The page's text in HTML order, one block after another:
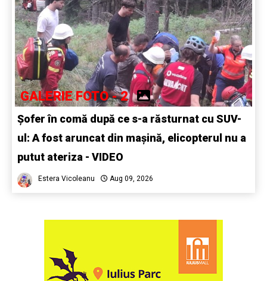
GALERIE FOTO - 2
Șofer în comă după ce s-a răsturnat cu SUV-
ul: A fost aruncat din mașină, elicopterul nu a
putut ateriza - VIDEO
Estera Vicoleanu Aug 09, 2026